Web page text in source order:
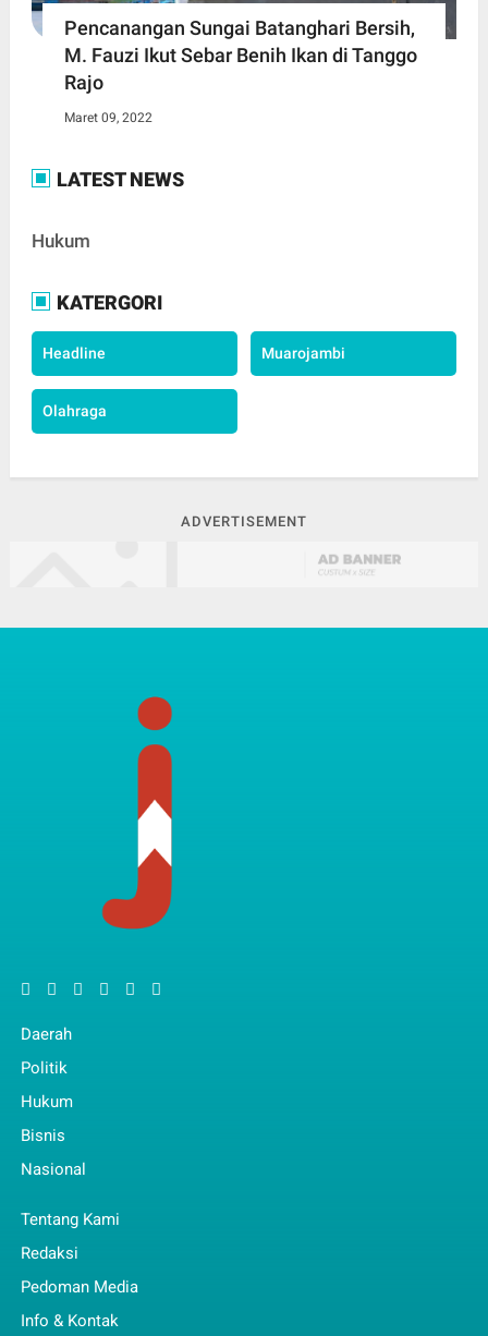
Pencanangan Sungai Batanghari Bersih,
M. Fauzi Ikut Sebar Benih Ikan di Tanggo
Rajo
Maret 09, 2022
LATEST NEWS
Hukum
KATERGORI
Headline Muarojambi
Olahraga
ADVERTISEMENT
Daerah
Politik
Hukum
Bisnis
Nasional
Tentang Kami
Redaksi
Pedoman Media
Info & Kontak